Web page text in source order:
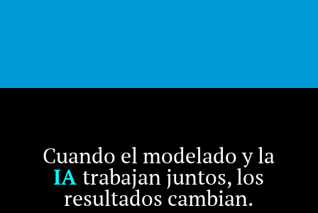
Cuando el modelado y la
IA trabajan juntos, los
resultados cambian.